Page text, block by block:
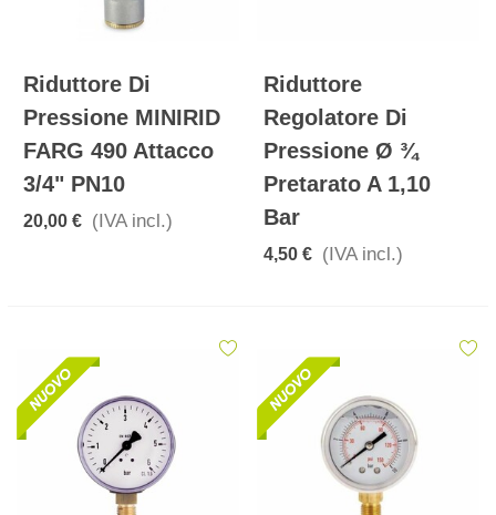
Riduttore Di
Pressione MINIRID
FARG 490 Attacco
3/4" PN10
20,00 € (IVA incl.)
Riduttore
Regolatore Di
Pressione Ø ¾
Pretarato A 1,10
Bar
4,50 € (IVA incl.)